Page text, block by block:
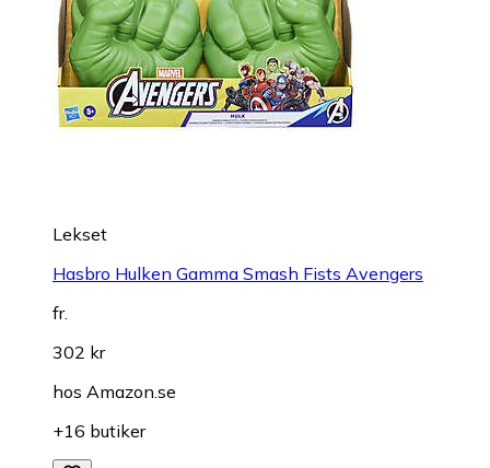
Lekset
Hasbro Hulken Gamma Smash Fists Avengers
fr.
302 kr
hos Amazon.se
+16 butiker